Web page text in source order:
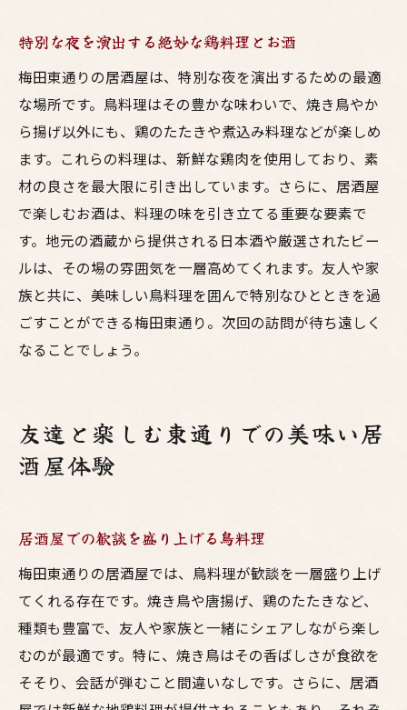
家族と楽しむ東通りでの食事のひと時
思い出に残る梅田の夜を過ごすために
特別な夜を演出する絶妙な鶏料理とお酒
梅田東通りの居酒屋は、特別な夜を演出するための最適
な場所です。鳥料理はその豊かな味わいで、焼き鳥やか
ら揚げ以外にも、鶏のたたきや煮込み料理などが楽しめ
ます。これらの料理は、新鮮な鶏肉を使用しており、素
材の良さを最大限に引き出しています。さらに、居酒屋
で楽しむお酒は、料理の味を引き立てる重要な要素で
す。地元の酒蔵から提供される日本酒や厳選されたビー
ルは、その場の雰囲気を一層高めてくれます。友人や家
族と共に、美味しい鳥料理を囲んで特別なひとときを過
ごすことができる梅田東通り。次回の訪問が待ち遠しく
なることでしょう。
友達と楽しむ東通りでの美味い居
酒屋体験
居酒屋での歓談を盛り上げる鳥料理
梅田東通りの居酒屋では、鳥料理が歓談を一層盛り上げ
てくれる存在です。焼き鳥や唐揚げ、鶏のたたきなど、
種類も豊富で、友人や家族と一緒にシェアしながら楽し
むのが最適です。特に、焼き鳥はその香ばしさが食欲を
そそり、会話が弾むこと間違いなしです。さらに、居酒